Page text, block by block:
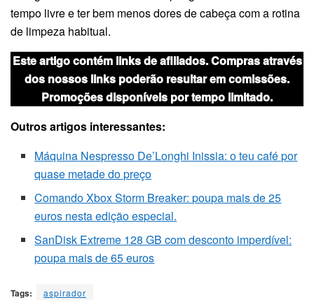
tempo livre e ter bem menos dores de cabeça com a rotina
de limpeza habitual.
Este artigo contém links de afiliados. Compras através
dos nossos links poderão resultar em comissões.
Promoções disponíveis por tempo limitado.
Outros artigos interessantes:
Máquina Nespresso De’Longhi Inissia: o teu café por
quase metade do preço
Comando Xbox Storm Breaker: poupa mais de 25
euros nesta edição especial.
SanDisk Extreme 128 GB com desconto imperdível:
poupa mais de 65 euros
Tags: aspirador